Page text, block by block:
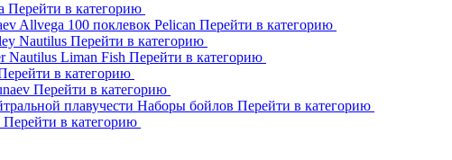
Перейти в категорию
Allvega 100 поклевок Pelican Перейти в категорию
Nautilus Перейти в категорию
Nautilus Liman Fish Перейти в категорию
в категорию
Перейти в категорию
плавучести Наборы бойлов Перейти в категорию
Перейти в категорию